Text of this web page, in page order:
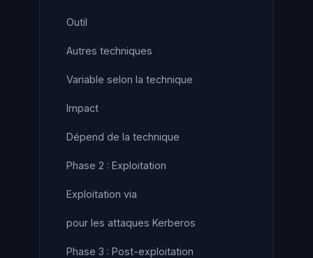
Outil
Autres techniques
Variable selon la technique
Impact
Dépend de la technique
Phase 2 : Exploitation
Exploitation via
pour les attaques Kerberos
Phase 3 : Post-exploitation